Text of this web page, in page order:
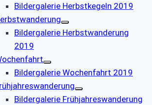
Bildergalerie Herbstkegeln 2019
Bildergalerie Herbstwanderung
2019
Bildergalerie Wochenfahrt 2019
Bildergalerie Frühjahreswanderung